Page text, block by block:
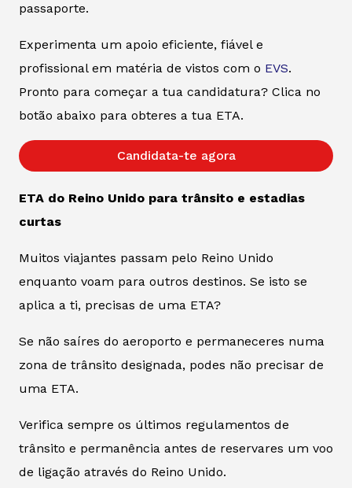
passaporte.
Experimenta um apoio eficiente, fiável e
profissional em matéria de vistos com o EVS.
Pronto para começar a tua candidatura? Clica no
botão abaixo para obteres a tua ETA.
Candidata-te agora
ETA do Reino Unido para trânsito e estadias
curtas
Muitos viajantes passam pelo Reino Unido
enquanto voam para outros destinos. Se isto se
aplica a ti, precisas de uma ETA?
Se não saíres do aeroporto e permaneceres numa
zona de trânsito designada, podes não precisar de
uma ETA.
Verifica sempre os últimos regulamentos de
trânsito e permanência antes de reservares um voo
de ligação através do Reino Unido.